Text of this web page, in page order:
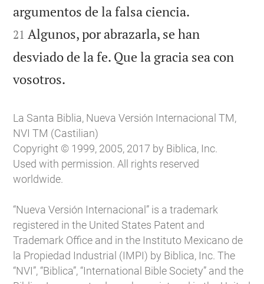
argumentos de la falsa ciencia.
21 Algunos, por abrazarla, se han
desviado de la fe. Que la gracia sea con
vosotros.
La Santa Biblia, Nueva Versión Internacional TM,
NVI TM (Castilian)
Copyright © 1999, 2005, 2017 by Biblica, Inc.
Used with permission. All rights reserved
worldwide.
“Nueva Versión Internacional” is a trademark
registered in the United States Patent and
Trademark Office and in the Instituto Mexicano de
la Propiedad Industrial (IMPI) by Biblica, Inc. The
“NVI”, “Biblica”, “International Bible Society” and the